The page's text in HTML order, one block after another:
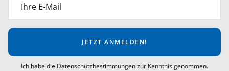
Ihre E-Mail
JETZT ANMELDEN!
Ich habe die Datenschutzbestimmungen zur Kenntnis genommen.